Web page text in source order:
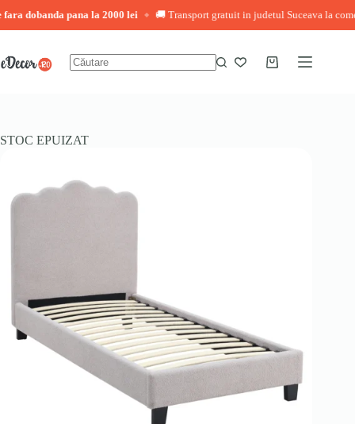
pana la 2000 lei 🚚 Transport gratuit in judetul Suceava la comenzi
conținut
Coș
STOC EPUIZAT